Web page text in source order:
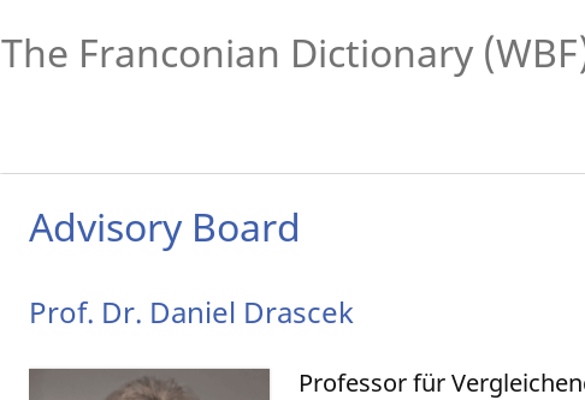
The Franconian Dictionary
Advisory Board
Prof. Dr. Daniel Drascek
Professor für